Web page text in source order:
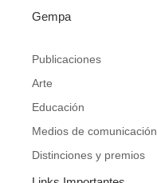
u
b
e
s
g
m
Gempa
Publicaciones
Arte
Educación
Medios de comunicación
Distinciones y premios